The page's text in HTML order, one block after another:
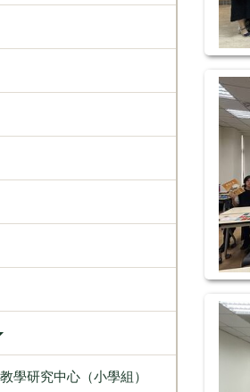
學研究中心（小學組）